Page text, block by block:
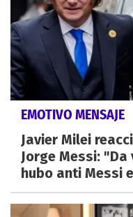
EMOTIVO MENSAJE
Javier Milei
Jorge Messi:
hubo anti Messi